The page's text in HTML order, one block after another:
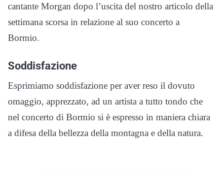
cantante Morgan dopo l’uscita del nostro articolo della
settimana scorsa in relazione al suo concerto a
Bormio.
Soddisfazione
Esprimiamo soddisfazione per aver reso il dovuto
omaggio, apprezzato, ad un artista a tutto tondo che
nel concerto di Bormio si è espresso in maniera chiara
a difesa della bellezza della montagna e della natura.